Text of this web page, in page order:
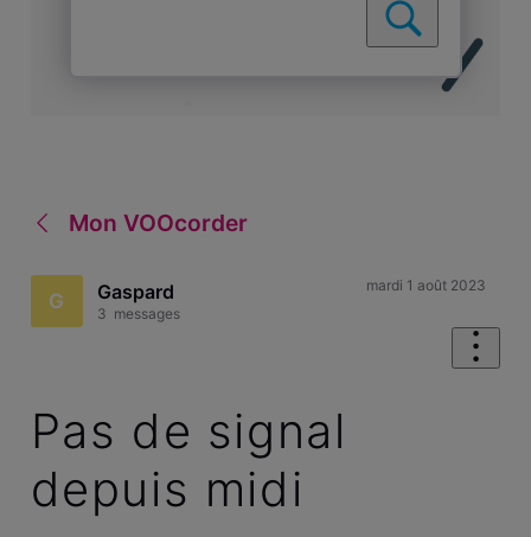
Mon VOOcorder
G Gaspard
3 messages
mardi 1 août 2023
Pas de signal
depuis midi